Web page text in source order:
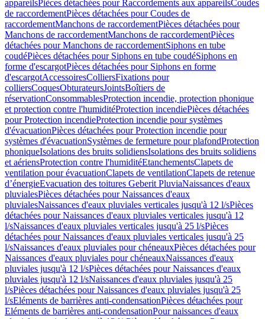
appareilsPièces détachées pour Raccordements aux appareilsCoudes
de raccordementPièces détachées pour Coudes de
raccordementManchons de raccordementPièces détachées pour
Manchons de raccordementManchons de raccordementPièces
détachées pour Manchons de raccordementSiphons en tube
coudéPièces détachées pour Siphons en tube coudéSiphons en
forme d'escargotPièces détachées pour Siphons en forme
d'escargotAccessoiresColliersFixations pour
colliersCoquesObturateursJointsBoîtiers de
réservationConsommablesProtection incendie, protection phonique
et protection contre l'humiditéProtection incendiePièces détachées
pour Protection incendieProtection incendie pour systèmes
d'évacuationPièces détachées pour Protection incendie pour
systèmes d'évacuationSystèmes de fermeture pour plafondProtection
phoniqueIsolations des bruits solidiensIsolations des bruits solidiens
et aériensProtection contre l'humiditéEtanchementsClapets de
ventilation pour évacuationClapets de ventilationClapets de retenue
d’énergieEvacuation des toitures Geberit PluviaNaissances d'eaux
pluvialesPièces détachées pour Naissances d'eaux
pluvialesNaissances d'eaux pluviales verticales jusqu'à 12 l/sPièces
détachées pour Naissances d'eaux pluviales verticales jusqu'à 12
l/sNaissances d'eaux pluviales verticales jusqu'à 25 l/sPièces
détachées pour Naissances d'eaux pluviales verticales jusqu'à 25
l/sNaissances d'eaux pluviales pour chéneauxPièces détachées pour
Naissances d'eaux pluviales pour chéneauxNaissances d'eaux
pluviales jusqu'à 12 l/sPièces détachées pour Naissances d'eaux
pluviales jusqu'à 12 l/sNaissances d'eaux pluviales jusqu'à 25
l/sPièces détachées pour Naissances d'eaux pluviales jusqu'à 25
l/sEléments de barrières anti-condensationPièces détachées pour
Eléments de barrières anti-condensationPour naissances d'eaux